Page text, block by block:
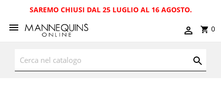
SAREMO CHIUSI DAL 25 LUGLIO AL 16 AGOSTO.
0